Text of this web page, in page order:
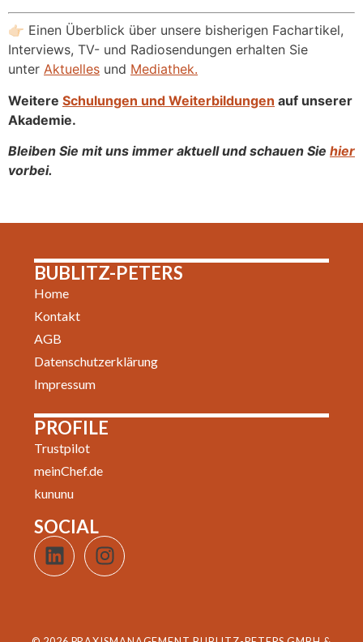
👉🏻 Einen Überblick über unsere bisherigen Fachartikel,
Interviews, TV- und Radiosendungen erhalten Sie
unter Aktuelles und Mediathek.
Weitere Schulungen und Weiterbildungen auf unserer
Akademie.
Bleiben Sie mit uns immer aktuell und schauen Sie hier
vorbei.
BUBLITZ-PETERS
Home
Kontakt
AGB
Datenschutzerklärung
Impressum
PROFILE
Trustpilot
meinChef.de
kununu
SOCIAL